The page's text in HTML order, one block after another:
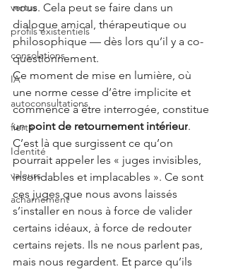
vertus
profils existentiels
consolations
IA
autoconsultations
fierté
Identité
valeurs
acharnement
nous. Cela peut se faire dans un
dialogue amical, thérapeutique ou
philosophique — dès lors qu’il y a co-
questionnement.
Ce moment de mise en lumière, où
une norme cesse d’être implicite et
commence à être interrogée, constitue
un point de retournement intérieur.
C’est là que surgissent ce qu’on
pourrait appeler les « juges invisibles,
insondables et implacables ». Ce sont
ces juges que nous avons laissés
s’installer en nous à force de valider
certains idéaux, à force de redouter
certains rejets. Ils ne nous parlent pas,
mais nous regardent. Et parce qu’ils